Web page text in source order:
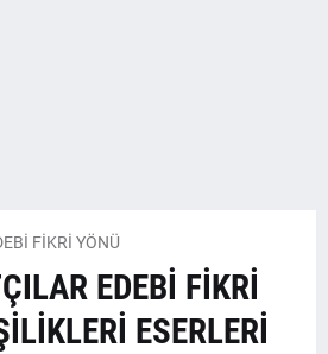
FİKRİ YÖNÜ
EDEBİ FİKRİ
ESERLERİ